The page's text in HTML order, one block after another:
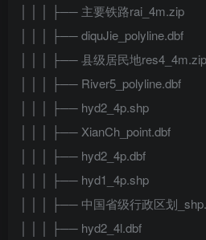
│ │ │ ├── 主要铁路rai_4m.zip
│ │ │ ├── diquJie_polyline.dbf
│ │ │ ├── 县级居民地res4_4m.zip
│ │ │ ├── River5_polyline.dbf
│ │ │ ├── hyd2_4p.shp
│ │ │ ├── XianCh_point.dbf
│ │ │ ├── hyd2_4p.dbf
│ │ │ ├── hyd1_4p.shp
│ │ │ ├── 中国省级行政区划
│ │ │ ├── hyd2_4l.dbf